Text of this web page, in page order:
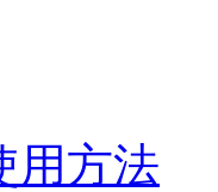
用方法